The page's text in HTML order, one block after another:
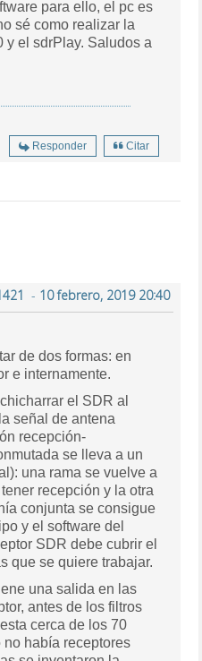
para ello, el pc es
sé como realizar la
y el sdrPlay. Saludos a
Responder Citar
- 10 febrero, 2019 20:40
de dos formas: en
e internamente.
el SDR al
señal de antena
recepción-
se lleva a un
una rama se vuelve a
recepción y la otra
conjunta se consigue
y el software del
SDR debe cubrir el
que se quiere trabajar.
una salida en las
antes de los filtros
cerca de los 70
no había receptores